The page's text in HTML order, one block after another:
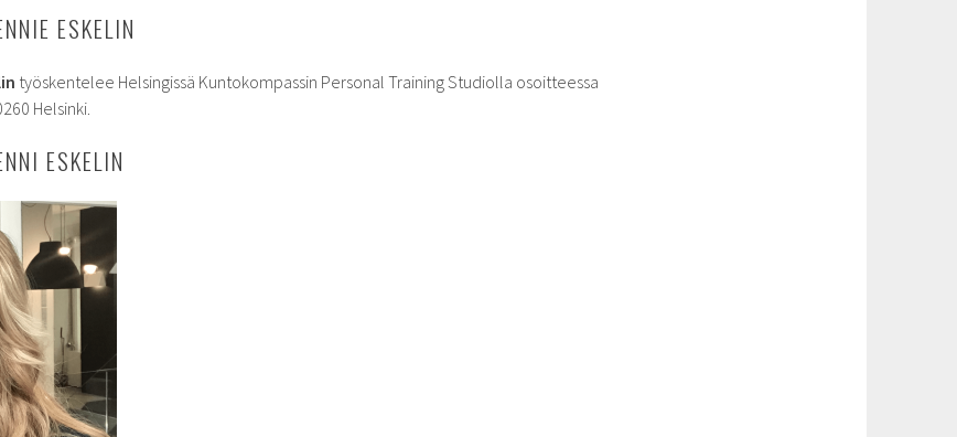
ESKELIN
työskentelee Helsingissä Kuntokompassin Personal Training Studiolla osoitteessa
Helsinki.
ESKELIN